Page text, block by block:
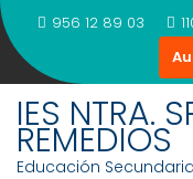
Saltar
al
contenido
956 12 89 03
IES NTRA.
REMEDIOS
Educación